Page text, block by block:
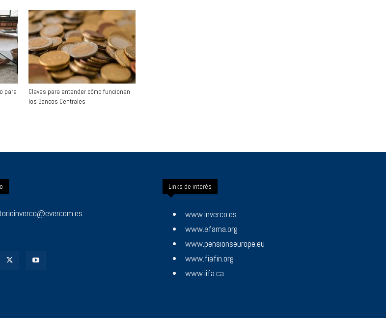
para
Claves para entender cómo funcionan
los Bancos Centrales
Links de interés
www.inverco.es
www.efama.org
www.pensionseurope.eu
www.fiafin.org
www.iifa.ca